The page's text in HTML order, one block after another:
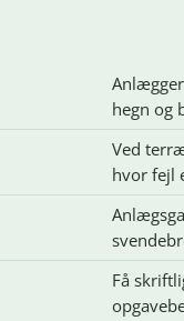
hegn og
Ved
hvor fejl
Få